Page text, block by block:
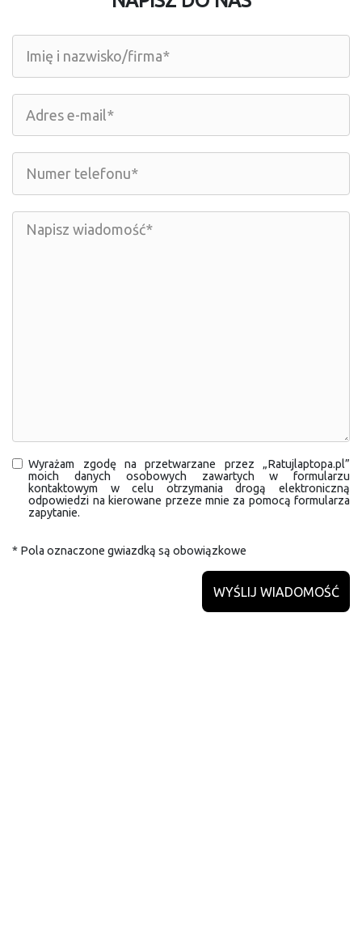
Wyrażam zgodę na przetwarzane przez „Ratujlaptopa.pl”
moich danych osobowych zawartych w formularzu
kontaktowym w celu otrzymania drogą elektroniczną
odpowiedzi na kierowane przeze mnie za pomocą formularza
zapytanie.
* Pola oznaczone gwiazdką są obowiązkowe